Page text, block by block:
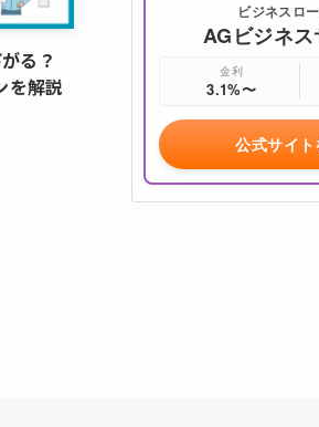
る？
を解説
ビジネスロ
AGビジネス
金利
3.1%〜
公式サイト